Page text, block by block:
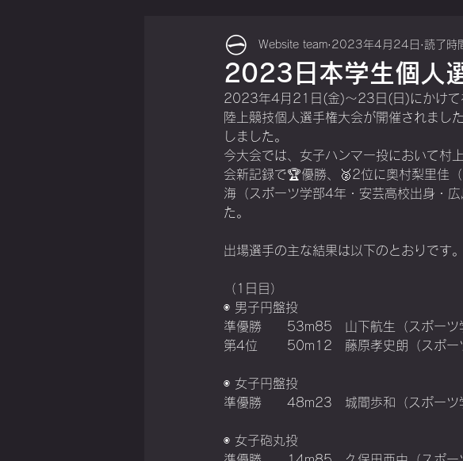
2023日本学生個人
Website team 2023年4月24日 読了時
2023年4月21日(金)〜23日(日)にかけて
陸上競技個人選手権大会が開催されま
しました。
今大会では、女子ハンマー投において村
会新記録で🏆優勝、🥈2位に奥村梨里佳
海（スポーツ学部4年・安芸高校出身・
た。
出場選手の主な結果は以下のとおりです。
（1日目）
◉ 男子円盤投
準優勝	53m85　山下航生（スポ
第4位	50m12　藤原孝史朗（ス
◉ 女子円盤投
準優勝	48m23　城間歩和（スポ
◉ 女子砲丸投